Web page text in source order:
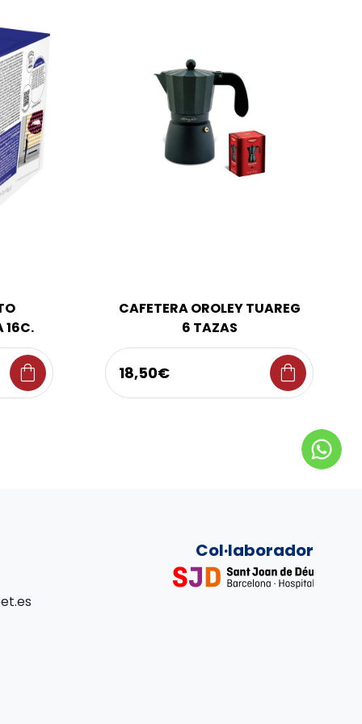
16C.
shopping_bag
CAFETERA OROLEY TUAREG
6 TAZAS
18,50€ shopping_bag
Col·laborador